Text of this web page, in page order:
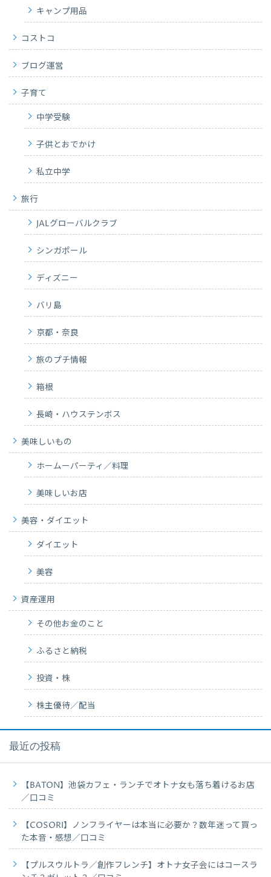
キャンプ用品
コストコ
ブログ運営
子育て
中学受験
子供とおでかけ
私立中学
旅行
JALグローバルクラブ
シンガポール
ディズニー
バリ島
京都・奈良
旅のプチ情報
箱根
長崎・ハウステンボス
美味しいもの
ホームーパーティ／料理
美味しいお店
美容・ダイエット
ダイエット
美容
資産運用
その他お金のこと
ふるさと納税
投資・株
株主優待／配当
最近の投稿
【BATON】池袋カフェ・ランチでオトナ女も落ち着けるお店
／口コミ
【COSORI】ノンフライヤーは本当に必要か？数年迷って買っ
た本音・感想／口コミ
【プルスウルトラ／創作フレンチ】オトナ女子会にはコースラ